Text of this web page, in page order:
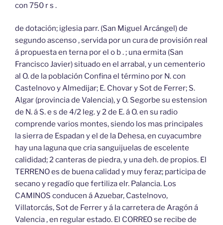
con 750 r s .
de dotación; iglesia parr. (San Miguel Arcángel) de
segundo ascenso , servida por un cura de provisión real
á propuesta en terna por el o b . ; una ermita (San
Francisco Javier) situado en el arrabal, y un cementerio
al O. de la población Confina el término por N. con
Castelnovo y Almedijar; E. Chovar y Sot de Ferrer; S.
Algar (provincia de Valencia), y O. Segorbe su estension
de N. á S. e s de 4/2 leg. y 2 de E. á O. en su radio
comprende varios montes, siendo los mas principales
la sierra de Espadan y el de la Dehesa, en cuyacumbre
hay una laguna que cria sanguijuelas de escelente
calididad; 2 canteras de piedra, y una deh. de propios. El
TERRENO es de buena calidad y muy feraz; participa de
secano y regadío que fertiliza elr. Palancia. Los
CAMINOS conducen á Azuebar, Castelnovo,
Villatorcás, Sot de Ferrer y á la carretera de Aragón á
Valencia , en regular estado. El CORREO se recibe de